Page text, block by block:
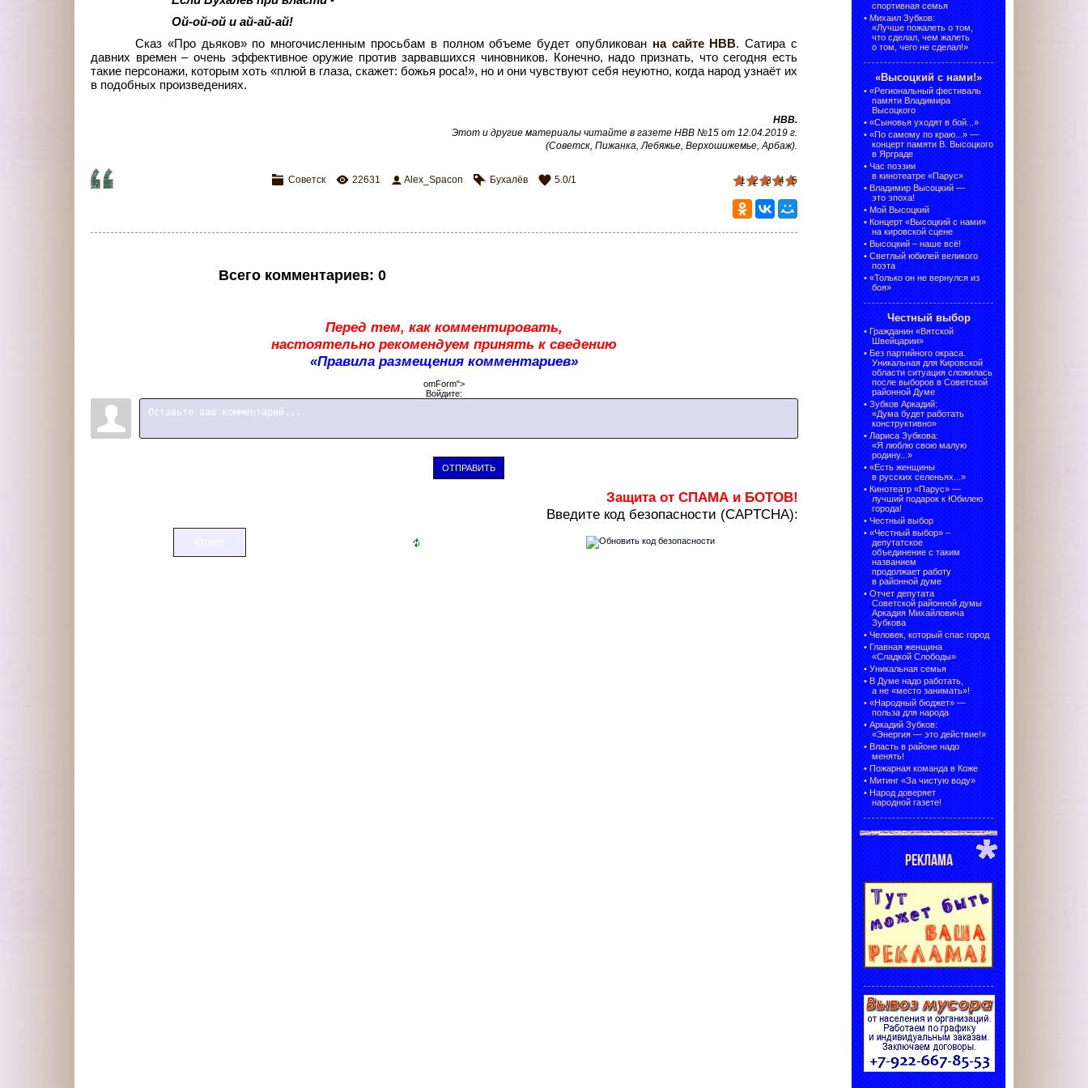
Ой-ой-ой и ай-ай-ай!
Сказ «Про дьяков» по многочисленным просьбам в полном объеме будет опубликован на сайте НВВ. Сатира с
давних времен – очень эффективное оружие против зарвавшихся чиновников. Конечно, надо признать, что сегодня есть
такие персонажи, которым хоть «плюй в глаза, скажет: божья роса!», но и они чувствуют себя неуютно, когда народ узнаёт их
в подобных произведениях.
НВВ.
Этот и другие материалы читайте в газете НВВ №15 от 12.04.2019 г.
(Советск, Пижанка, Лебяжье, Верхошижемье, Арбаж).
1 2 3 4 5
Советск 22631 Alex_Spacon Бухалёв 5.0/1
Всего комментариев: 0
Перед тем, как комментировать,
настоятельно рекомендуем принять к сведению
«Правила размещения комментариев»
omForm">
Войдите:
ОТПРАВИТЬ
Защита от СПАМА и БОТОВ!
Введите код безопасности (CAPTCHA):
спортивная семья
• Михаил Зубков:
«Лучше пожалеть о том,
что сделал, чем жалеть
о том, чего не сделал!»
«Высоцкий с нами!»
• «Региональный фестиваль
памяти Владимира
Высоцкого
• «Сыновья уходят в бой...»
• «По самому по краю...» —
концерт памяти В. Высоцкого
в Ярграде
• Час поэзии
в кинотеатре «Парус»
• Владимир Высоцкий —
это эпоха!
• Мой Высоцкий
• Концерт «Высоцкий с нами»
на кировской сцене
• Высоцкий – наше всё!
• Светлый юбилей великого
поэта
• «Только он не вернулся из
боя»
Честный выбор
• Гражданин «Вятской
Швейцарии»
• Без партийного окраса.
Уникальная для Кировской
области ситуация сложилась
после выборов в Советской
районной Думе
• Зубков Аркадий:
«Дума будет работать
конструктивно»
• Лариса Зубкова:
«Я люблю свою малую
родину...»
• «Есть женщины
в русских селеньях...»
• Кинотеатр «Парус» —
лучший подарок к Юбилею
города!
• Честный выбор
• «Честный выбор» –
депутатское
объединение с таким
названием
продолжает работу
в районной думе
• Отчет депутата
Советской районной думы
Аркадия Михайловича
Зубкова
• Человек, который спас город
• Главная женщина
«Сладкой Слободы»
• Уникальная семья
• В Думе надо работать,
а не «место занимать»!
• «Народный бюджет» —
польза для народа
• Аркадий Зубков:
«Энергия — это действие!»
• Власть в районе надо
менять!
• Пожарная команда в Коже
• Митинг «За чистую воду»
• Народ доверяет
народной газете!
РЕКЛАМА